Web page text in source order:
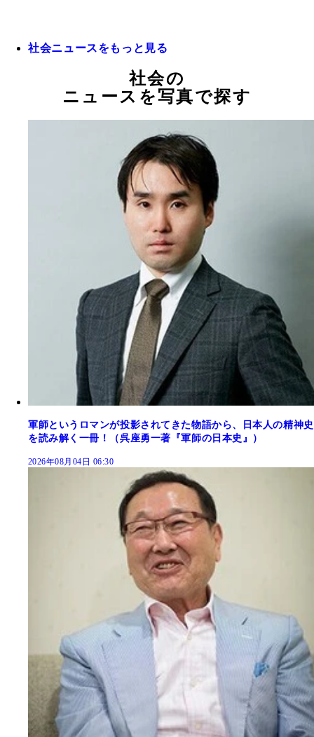
社会ニュースをもっと見る
社会の
ニュースを写真で探す
軍師というロマンが投影されてきた物語から、日本人の精神史
を読み解く一冊！（呉座勇一著『軍師の日本史』）
2026年08月04日 06:30